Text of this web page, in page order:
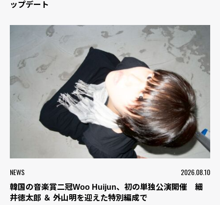
ップデート
NEWS 2026.08.10
韓国の音楽賞二冠Woo Huijun、初の単独公演開催 細
井徳太郎 ＆ 外山明を迎えた特別編成で